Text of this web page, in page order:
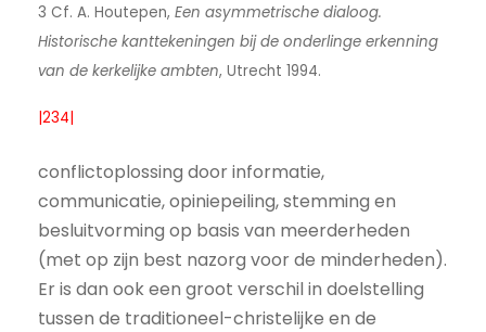
3 Cf. A. Houtepen, Een asymmetrische dialoog.
Historische kanttekeningen bij de onderlinge erkenning
van de kerkelijke ambten, Utrecht 1994.
|234|
conflictoplossing door informatie,
communicatie, opiniepeiling, stemming en
besluitvorming op basis van meerderheden
(met op zijn best nazorg voor de minderheden).
Er is dan ook een groot verschil in doelstelling
tussen de traditioneel-christelijke en de